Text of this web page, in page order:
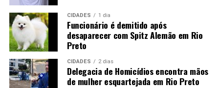
CIDADES 1 dia
Funcionário é demitido após
desaparecer com Spitz Alemão em Rio
Preto
CIDADES 2 dias
Delegacia de Homicídios encontra mãos
de mulher esquartejada em Rio Preto